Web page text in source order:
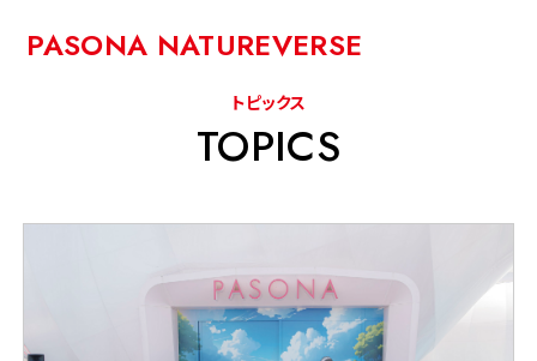
PASONA NATUREVERSE
トピックス
TOPICS